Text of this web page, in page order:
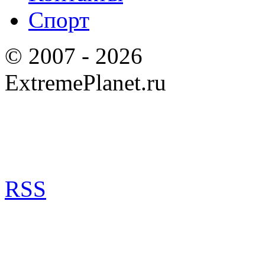
Спорт
© 2007 - 2026
ExtremePlanet.ru
RSS